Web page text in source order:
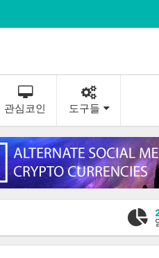
관심코인 도구들